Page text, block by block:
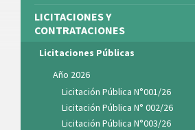
LICITACIONES Y
CONTRATACIONES
Licitaciones Públicas
Año 2026
Licitación Pública N°001/26
Licitación Pública N° 002/26
Licitación Pública N°003/26